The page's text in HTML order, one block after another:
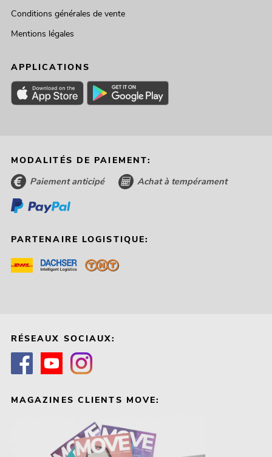
Conditions générales de vente
Mentions légales
APPLICATIONS
MODALITÉS DE PAIEMENT:
Paiement anticipé Achat à tempérament
PARTENAIRE LOGISTIQUE:
RÉSEAUX SOCIAUX:
MAGAZINES CLIENTS MOVE: